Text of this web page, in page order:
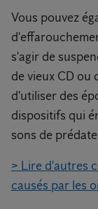
Vous pouvez
s'agir de
de vieux CD ou
d'utiliser des
dispositifs qui
sons de
> Lire d'autres
causés par les